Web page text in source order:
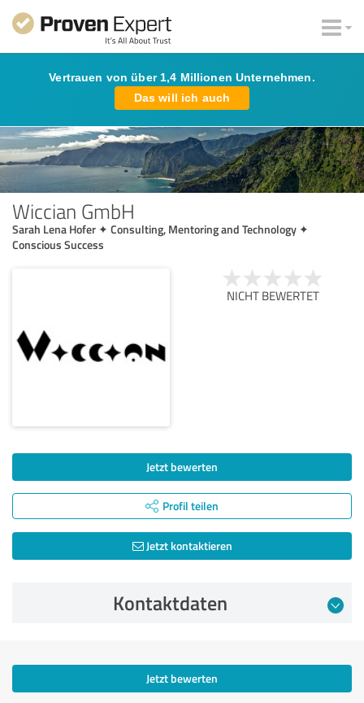
Vertrauen von über 1,4 Millionen Unternehmen.
Das will ich auch
Wiccian GmbH
Sarah Lena Hofer ✦ Consulting, Mentoring and Technology ✦
Conscious Success
NICHT BEWERTET
Jetzt bewerten
Profil teilen
Jetzt kontaktieren
Kontaktdaten
Jetzt bewerten